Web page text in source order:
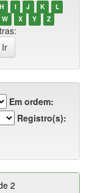
H I J K
L
W X Y Z
Em ordem:
Registro(s):
2